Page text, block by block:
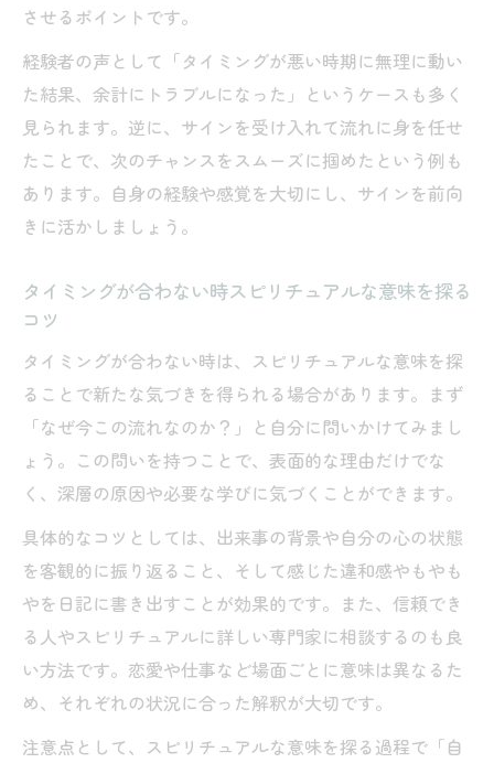
させるポイントです。
経験者の声として「タイミングが悪い時期に無理に動い
た結果、余計にトラブルになった」というケースも多く
見られます。逆に、サインを受け入れて流れに身を任せ
たことで、次のチャンスをスムーズに掴めたという例も
あります。自身の経験や感覚を大切にし、サインを前向
きに活かしましょう。
タイミングが合わない時スピリチュアルな意味を探る
コツ
タイミングが合わない時は、スピリチュアルな意味を探
ることで新たな気づきを得られる場合があります。まず
「なぜ今この流れなのか？」と自分に問いかけてみまし
ょう。この問いを持つことで、表面的な理由だけでな
く、深層の原因や必要な学びに気づくことができます。
具体的なコツとしては、出来事の背景や自分の心の状態
を客観的に振り返ること、そして感じた違和感やもやも
やを日記に書き出すことが効果的です。また、信頼でき
る人やスピリチュアルに詳しい専門家に相談するのも良
い方法です。恋愛や仕事など場面ごとに意味は異なるた
め、それぞれの状況に合った解釈が大切です。
注意点として、スピリチュアルな意味を探る過程で「自